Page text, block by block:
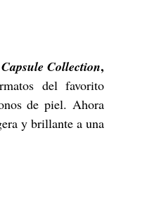
Collection
de piel. Ahora
y brillante a una